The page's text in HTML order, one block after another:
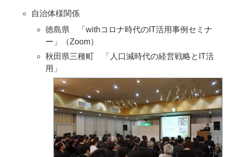
自治体様関係
徳島県 「withコロナ時代のIT活用事例セミナ
ー」（Zoom）
秋田県三種町 「人口減時代の経営戦略とIT活
用」